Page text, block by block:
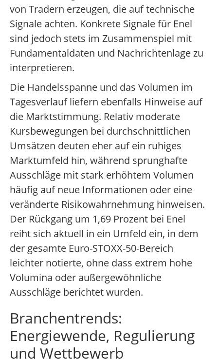
von Tradern erzeugen, die auf technische
Signale achten. Konkrete Signale für Enel
sind jedoch stets im Zusammenspiel mit
Fundamentaldaten und Nachrichtenlage zu
interpretieren.
Die Handelsspanne und das Volumen im
Tagesverlauf liefern ebenfalls Hinweise auf
die Marktstimmung. Relativ moderate
Kursbewegungen bei durchschnittlichen
Umsätzen deuten eher auf ein ruhiges
Marktumfeld hin, während sprunghafte
Ausschläge mit stark erhöhtem Volumen
häufig auf neue Informationen oder eine
veränderte Risikowahrnehmung hinweisen.
Der Rückgang um 1,69 Prozent bei Enel
reiht sich aktuell in ein Umfeld ein, in dem
der gesamte Euro-STOXX-50-Bereich
leichter notierte, ohne dass extrem hohe
Volumina oder außergewöhnliche
Ausschläge berichtet wurden.
Branchentrends:
Energiewende, Regulierung
und Wettbewerb